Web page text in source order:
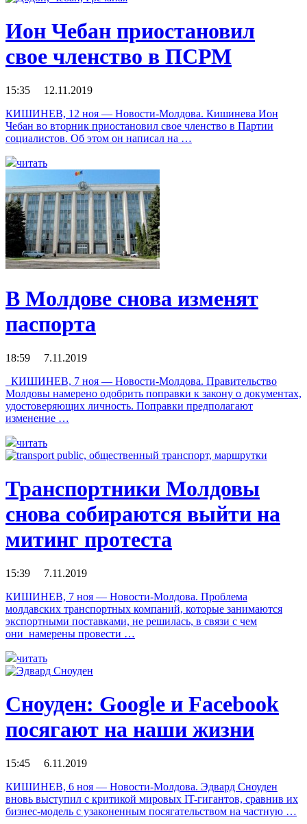
Ион Чебан приостановил
свое членство в ПСРМ
15:35 12.11.2019
КИШИНЕВ, 12 ноя — Новости-Молдова. Кишинева Ион
Чебан во вторник приостановил свое членство в Партии
социалистов. Об этом он написал на …
читать
В Молдове снова изменят
паспорта
18:59 7.11.2019
КИШИНЕВ, 7 ноя — Новости-Молдова. Правительство
Молдовы намерено одобрить поправки к закону о документах,
удостоверяющих личность. Поправки предполагают
изменение …
читать
Транспортники Молдовы
снова собираются выйти на
митинг протеста
15:39 7.11.2019
КИШИНЕВ, 7 ноя — Новости-Молдова. Проблема
молдавских транспортных компаний, которые занимаются
экспортными поставками, не решилась, в связи с чем
они намерены провести …
читать
Сноуден: Google и Facebook
посягают на наши жизни
15:45 6.11.2019
КИШИНЕВ, 6 ноя — Новости-Молдова. Эдвард Сноуден
вновь выступил с критикой мировых IT-гигантов, сравнив их
бизнес-модель с узаконенным посягательством на частную …